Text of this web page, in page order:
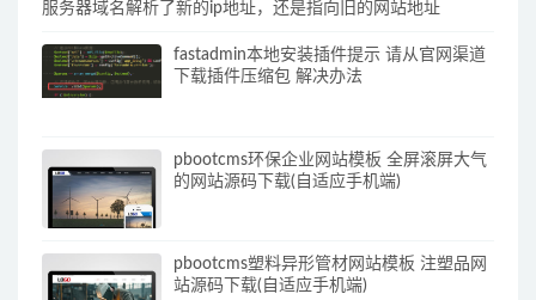
服务器域名解析了新的ip地址，还是指向旧的网站地址
fastadmin本地安装插件提示 请从官网渠道
下载插件压缩包 解决办法
pbootcms环保企业网站模板 全屏滚屏大气
的网站源码下载(自适应手机端)
pbootcms塑料异形管材网站模板 注塑品网
站源码下载(自适应手机端)